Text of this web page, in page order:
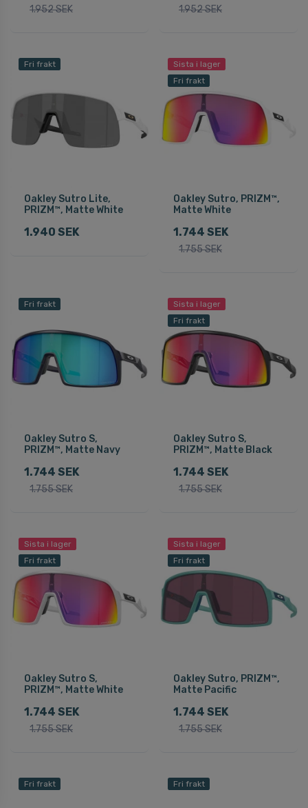
1.952 SEK 1.952 SEK
Fri frakt
Oakley Sutro Lite,
PRIZM™, Matte White
1.940 SEK
Sista i lager
Fri frakt
Oakley Sutro, PRIZM™,
Matte White
1.744 SEK
1.755 SEK
Fri frakt
Oakley Sutro S,
PRIZM™, Matte Navy
1.744 SEK
1.755 SEK
Sista i lager
Fri frakt
Oakley Sutro S,
PRIZM™, Matte Black
1.744 SEK
1.755 SEK
Sista i lager
Fri frakt
Oakley Sutro S,
PRIZM™, Matte White
1.744 SEK
1.755 SEK
Sista i lager
Fri frakt
Oakley Sutro, PRIZM™,
Matte Pacific
1.744 SEK
1.755 SEK
Fri frakt Fri frakt